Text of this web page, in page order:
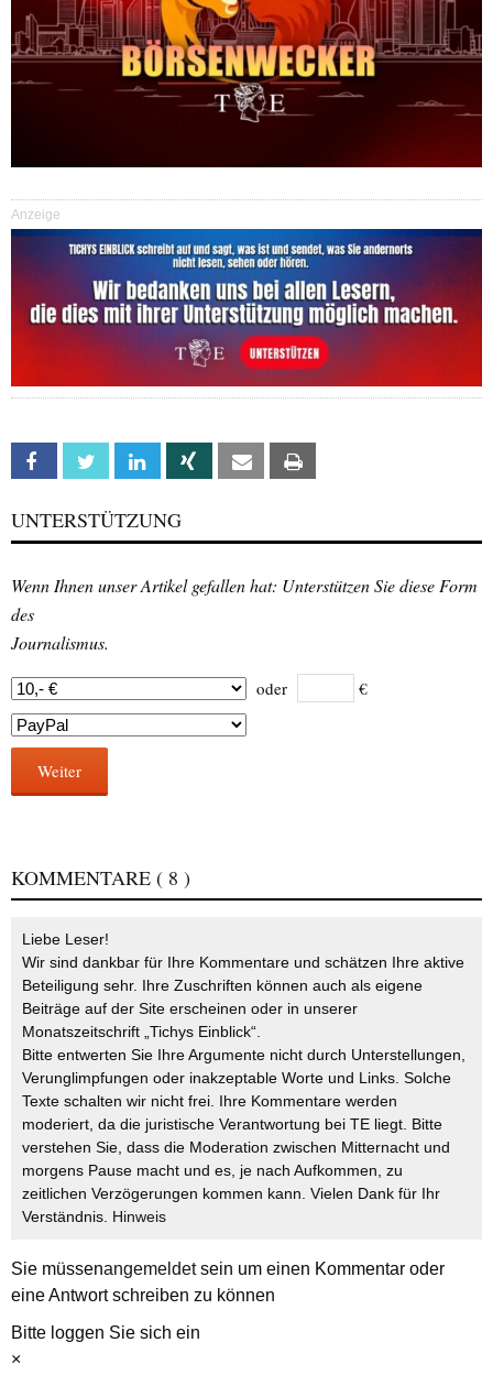
Anzeige
Facebook Twitter Linkedin Xing Email
UNTERSTÜTZUNG
Wenn Ihnen unser Artikel gefallen hat: Unterstützen Sie diese Form
des
Journalismus.
oder €
Weiter
KOMMENTARE ( 8 )
Liebe Leser!
Wir sind dankbar für Ihre Kommentare und schätzen Ihre aktive
Beteiligung sehr. Ihre Zuschriften können auch als eigene
Beiträge auf der Site erscheinen oder in unserer
Monatszeitschrift „Tichys Einblick“.
Bitte entwerten Sie Ihre Argumente nicht durch Unterstellungen,
Verunglimpfungen oder inakzeptable Worte und Links. Solche
Texte schalten wir nicht frei. Ihre Kommentare werden
moderiert, da die juristische Verantwortung bei TE liegt. Bitte
verstehen Sie, dass die Moderation zwischen Mitternacht und
morgens Pause macht und es, je nach Aufkommen, zu
zeitlichen Verzögerungen kommen kann. Vielen Dank für Ihr
Verständnis. Hinweis
Sie müssenangemeldetsein um einen Kommentar oder
eine Antwort schreiben zu können
Bitte loggen Sie sich ein
×